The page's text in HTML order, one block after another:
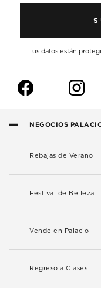
Tus datos están
f i
NEGOCIOS
Rebajas de Verano
Festival de Belleza
Vende en Palacio
Regreso a Clases